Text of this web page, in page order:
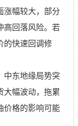
涨幅较大，部分
高回落风险。若
的快速回调修
中东地缘局势突
大幅波动，拖累
价格的影响可能